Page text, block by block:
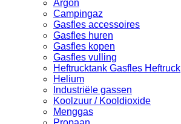
Argon
Campingaz
Gasfles accessoires
Gasfles huren
Gasfles kopen
Gasfles vulling
Heftrucktank Gasfles Heftruck
Helium
Industriële gassen
Koolzuur / Kooldioxide
Menggas